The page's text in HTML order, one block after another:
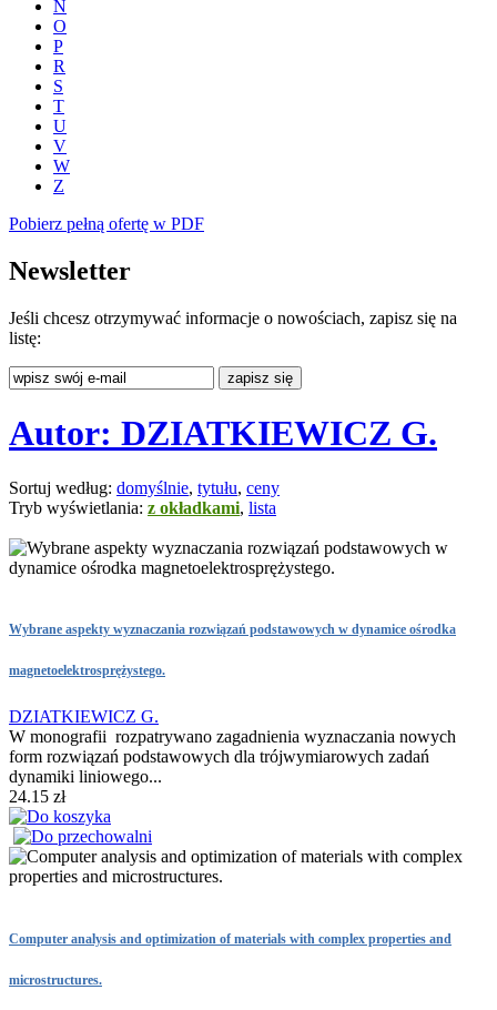
N
O
P
R
S
T
U
V
W
Z
Pobierz pełną ofertę w PDF
Newsletter
Jeśli chcesz otrzymywać informacje o nowościach, zapisz się na
listę:
Autor: DZIATKIEWICZ G.
Sortuj według: domyślnie, tytułu, ceny
Tryb wyświetlania: z okładkami, lista
Wybrane aspekty wyznaczania rozwiązań podstawowych w dynamice ośrodka
magnetoelektrosprężystego.
DZIATKIEWICZ G.
W monografii rozpatrywano zagadnienia wyznaczania nowych
form rozwiązań podstawowych dla trójwymiarowych zadań
dynamiki liniowego...
24.15 zł
Computer analysis and optimization of materials with complex properties and
microstructures.